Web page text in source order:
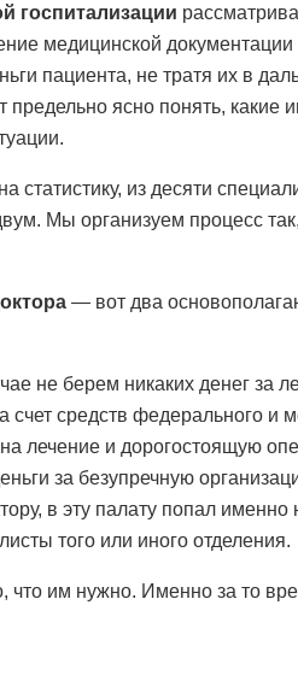
госпитализации
медицинской документации
пациента, не тратя их в
ясно понять, какие
из десяти
Мы организуем процесс
— вот два
не берем никаких денег за
счет средств федерального и
лечение и дорогостоящую
за безупречную
в эту палату попал
того или иного отделения.
им нужно. Именно за то